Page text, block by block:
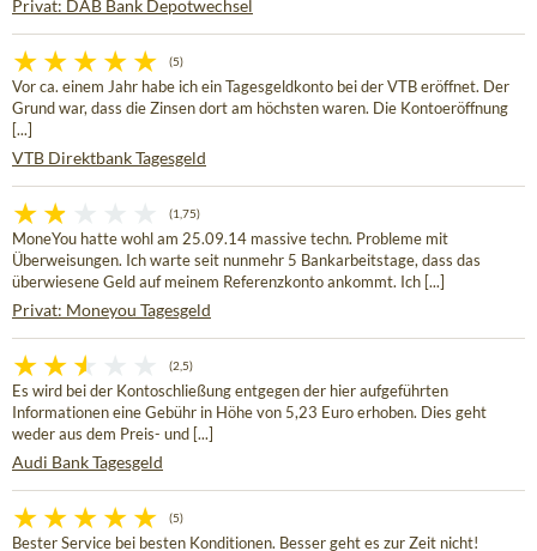
Privat: DAB Bank Depotwechsel
(5)
Vor ca. einem Jahr habe ich ein Tagesgeldkonto bei der VTB eröffnet. Der
Grund war, dass die Zinsen dort am höchsten waren. Die Kontoeröffnung
[...]
VTB Direktbank Tagesgeld
(1,75)
MoneYou hatte wohl am 25.09.14 massive techn. Probleme mit
Überweisungen. Ich warte seit nunmehr 5 Bankarbeitstage, dass das
überwiesene Geld auf meinem Referenzkonto ankommt. Ich [...]
Privat: Moneyou Tagesgeld
(2,5)
Es wird bei der Kontoschließung entgegen der hier aufgeführten
Informationen eine Gebühr in Höhe von 5,23 Euro erhoben. Dies geht
weder aus dem Preis- und [...]
Audi Bank Tagesgeld
(5)
Bester Service bei besten Konditionen. Besser geht es zur Zeit nicht!